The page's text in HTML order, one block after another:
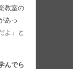
教室の
あっ
よ」と
んでら